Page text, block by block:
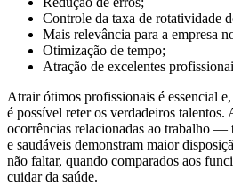
Controle da taxa de rotatividade
Mais relevância para a empresa
Otimização de tempo;
Atração de excelentes
Atrair ótimos profissionais é essencial
é possível reter os verdadeiros
ocorrências relacionadas ao trabalho —
e saudáveis demonstram maior
não faltar, quando comparados aos
cuidar da saúde.